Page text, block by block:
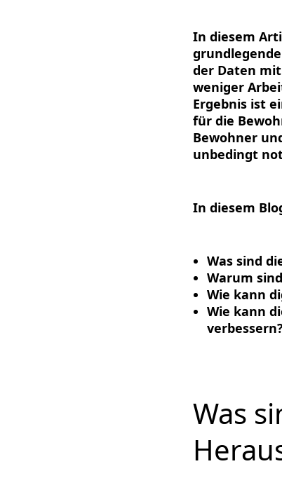
In diesem
der Daten
weniger
Ergebnis ist
für die
Bewohner
unbedingt
In diesem
Was sind
Warum
Wie kann
Wie kann
verbessern?
Was